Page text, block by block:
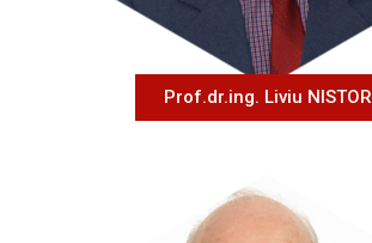
Prof.dr.ing. Liviu NISTOR